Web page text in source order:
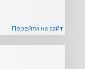
Перейти на сайт